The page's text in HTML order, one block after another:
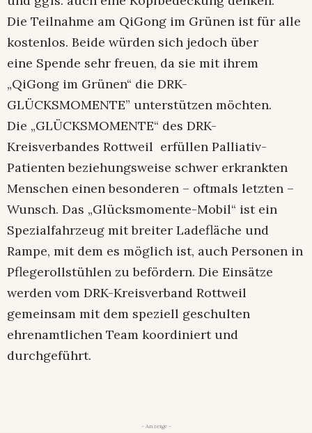
Die Teilnahme am QiGong im Grünen ist für alle
kostenlos. Beide würden sich jedoch über
eine Spende sehr freuen, da sie mit ihrem
„QiGong im Grünen“ die DRK-
GLÜCKSMOMENTE” unterstützen möchten.
Die „GLÜCKSMOMENTE“ des DRK-
Kreisverbandes Rottweil erfüllen Palliativ-
Patienten beziehungsweise schwer erkrankten
Menschen einen besonderen – oftmals letzten –
Wunsch. Das „Glücksmomente-Mobil“ ist ein
Spezialfahrzeug mit breiter Ladefläche und
Rampe, mit dem es möglich ist, auch Personen in
Pflegerollstühlen zu befördern. Die Einsätze
werden vom DRK-Kreisverband Rottweil
gemeinsam mit dem speziell geschulten
ehrenamtlichen Team koordiniert und
durchgeführt.
- Anzeige -